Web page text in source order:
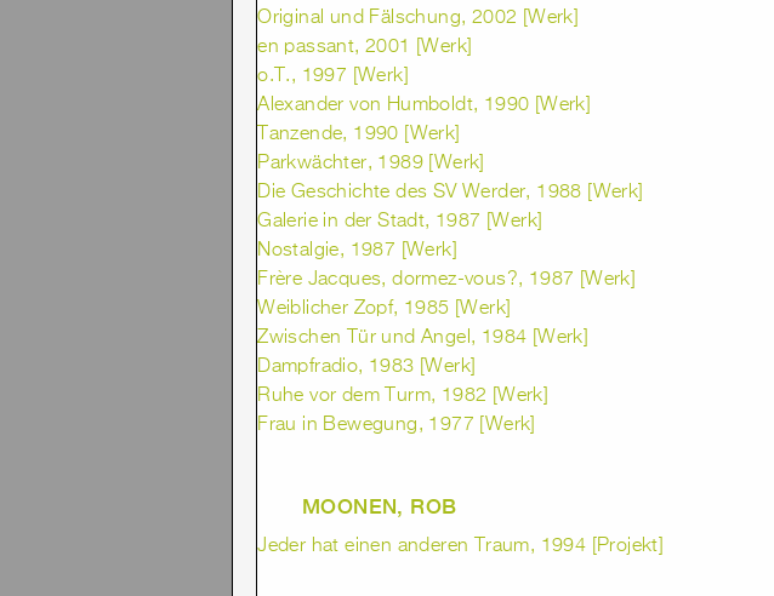
Original und Fälschung, 2002 [Werk]
en passant, 2001 [Werk]
o.T., 1997 [Werk]
Alexander von Humboldt, 1990 [Werk]
Tanzende, 1990 [Werk]
Parkwächter, 1989 [Werk]
Die Geschichte des SV Werder, 1988 [Werk]
Galerie in der Stadt, 1987 [Werk]
Nostalgie, 1987 [Werk]
Frère Jacques, dormez-vous?, 1987 [Werk]
Weiblicher Zopf, 1985 [Werk]
Zwischen Tür und Angel, 1984 [Werk]
Dampfradio, 1983 [Werk]
Ruhe vor dem Turm, 1982 [Werk]
Frau in Bewegung, 1977 [Werk]
MOONEN, ROB
Jeder hat einen anderen Traum, 1994 [Projekt]